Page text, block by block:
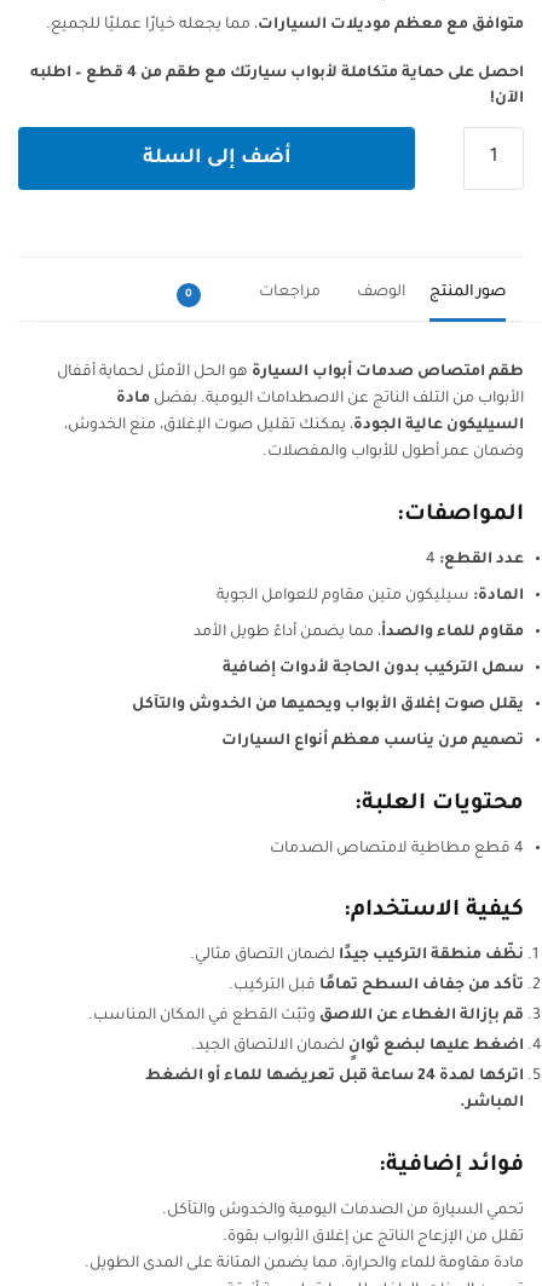
متوافق مع معظم موديلات السيارات، مما يجعله خيارًا عمليًا للجميع.
احصل على حماية متكاملة لأبواب سيارتك مع طقم من 4 قطع – اطلبه
الآن!
السيارة
أضف إلى السلة
صور المنتج الوصف مراجعات 0
طقم امتصاص صدمات أبواب السيارة هو الحل الأمثل لحماية أقفال
الأبواب من التلف الناتج عن الاصطدامات اليومية. بفضل مادة
السيليكون عالية الجودة، يمكنك تقليل صوت الإغلاق، منع الخدوش،
وضمان عمر أطول للأبواب والمفصلات.
المواصفات:
عدد القطع:
المادة: سيليكون متين مقاوم للعوامل الجوية
مقاوم للماء والصدأ، مما يضمن أداءً طويل الأمد
سهل التركيب بدون الحاجة لأدوات إضافية
يقلل صوت إغلاق الأبواب ويحميها من الخدوش والتآكل
تصميم مرن يناسب معظم أنواع السيارات
محتويات العلبة:
4 قطع مطاطية لامتصاص الصدمات
كيفية الاستخدام:
نظّف منطقة التركيب جيدًا لضمان التصاق مثالي.
تأكد من جفاف السطح تمامًا قبل التركيب.
قم بإزالة الغطاء عن اللاصق وثبّت القطع في المكان المناسب.
اضغط عليها لبضع ثوانٍ لضمان الالتصاق الجيد.
اتركها لمدة 24 ساعة قبل تعريضها للماء أو الضغط
المباشر.
فوائد إضافية:
تحمي السيارة من الصدمات اليومية والخدوش والتآكل.
تقلل من الإزعاج الناتج عن إغلاق الأبواب بقوة.
مادة مقاومة للماء والحرارة، مما يضمن المتانة على المدى الطويل.